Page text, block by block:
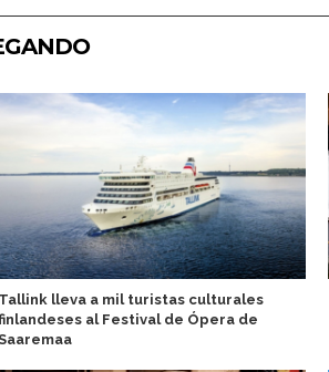
Tallink lleva a mil turistas culturales
al Festival de Ópera de